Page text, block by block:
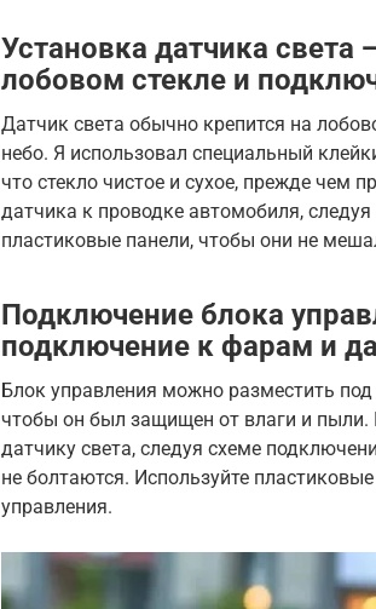
Установка датчика
лобовом стекле и
Датчик света обычно крепится на
небо. Я использовал специальный
что стекло чистое и сухое, прежде чем
датчика к проводке автомобиля,
пластиковые панели, чтобы они не
Подключение блока
подключение к фарам и
Блок управления можно разместить
чтобы он был защищен от влаги и
датчику света, следуя схеме
не болтаются. Используйте
управления.